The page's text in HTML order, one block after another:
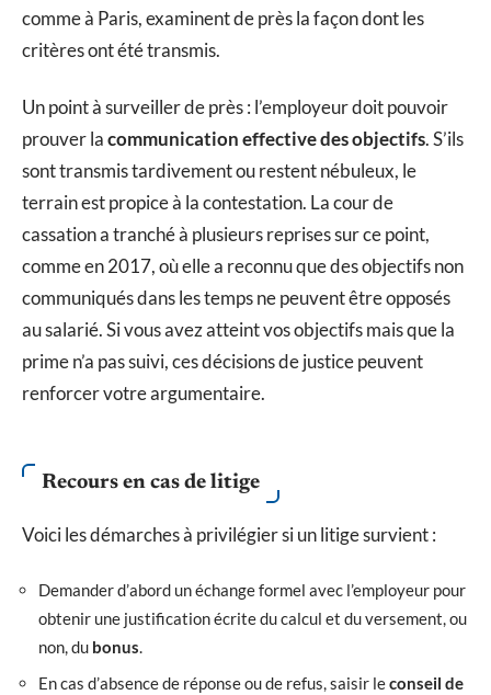
comme à Paris, examinent de près la façon dont les
critères ont été transmis.
Un point à surveiller de près : l’employeur doit pouvoir
prouver lacommunication effective des objectifs. S’ils
sont transmis tardivement ou restent nébuleux, le
terrain est propice à la contestation. La cour de
cassation a tranché à plusieurs reprises sur ce point,
comme en 2017, où elle a reconnu que des objectifs non
communiqués dans les temps ne peuvent être opposés
au salarié. Si vous avez atteint vos objectifs mais que la
prime n’a pas suivi, ces décisions de justice peuvent
renforcer votre argumentaire.
Recours en cas de litige
Voici les démarches à privilégier si un litige survient :
Demander d’abord un échange formel avec l’employeur pour
obtenir une justification écrite du calcul et du versement, ou
non, du bonus.
En cas d’absence de réponse ou de refus, saisir leconseil de